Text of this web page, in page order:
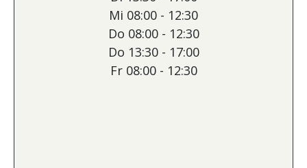
Mi 08:00 - 12:30
Do 08:00 - 12:30
Do 13:30 - 17:00
Fr 08:00 - 12:30